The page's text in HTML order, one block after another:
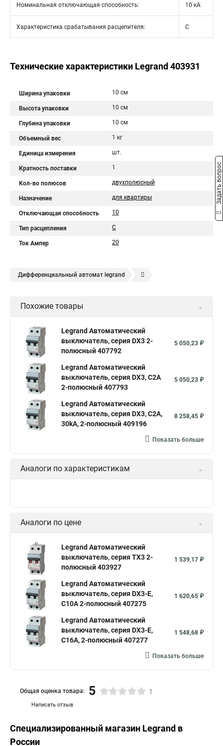
Номинальная отключающая способность: 10 кА
Характеристика срабатывания расцепителя: C
Технические характеристики Legrand 403931
Ширина упаковки 10 см
Высота упаковки 10 см
Глубина упаковки 10 см
Объемный вес 1 кг
Единица измерения шт.
Кратность поставки 1
Кол-во полюсов двухполюсный
Назначение для квартиры
Отключающая способность 10
Тип расцепления C
Ток Ампер 20
Дифференциальный автомат legrand
Похожие товары
Legrand Автоматический
выключатель, серия DX3 2-
полюсный 407792
5 050,23 ₽
Legrand Автоматический
выключатель, серия DX3, С2A
2-полюсный 407793
5 050,23 ₽
Legrand Автоматический
выключатель, серия DX3, С2A,
30kA, 2-полюсный 409196
8 258,45 ₽
Показать больше
Аналоги по характеристикам
5 050,23 ₽
2-полюсный 407793
Legrand Автоматический
2-полюсный 407794
Аналоги по цене
1 539,17 ₽
Legrand Автоматический
выключатель, серия DX3-E,
Legrand Автоматический
Задать вопрос